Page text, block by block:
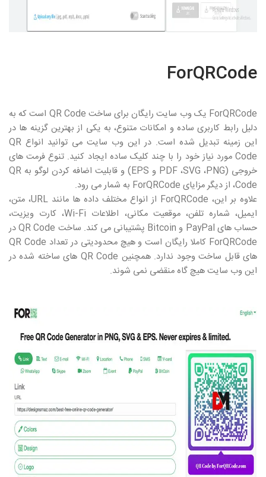
ForQRCode
ForQRCode یک وب سایت رایگان برای ساخت QR Code است که به
دلیل رابط کاربری ساده و امکانات متنوع، به یکی از بهترین گزینه ها در
این زمینه تبدیل شده است. در این وب سایت می توانید انواع QR
Code مورد نیاز خود را با چند کلیک ساده ایجاد کنید. تنوع فرمت های
خروجی (PNG، SVG، PDF و EPS) و قابلیت اضافه کردن لوگو به QR
Code، از دیگر مزایای ForQRCode به شمار می رود.
علاوه بر این، ForQRCode از انواع مختلف داده ها مانند URL، متن،
ایمیل، شماره تلفن، موقعیت مکانی، اطلاعات Wi-Fi، کارت ویزیت،
حساب های PayPal و Bitcoin پشتیبانی می کند. ساخت QR Codeدر
ForQRCode کاملا رایگان است و هیچ محدودیتی در تعداد QR Code
های قابل ساخت وجود ندارد. همچنین QR Code های ساخته شده در
این وب سایت هیچ گاه منقضی نمی شوند.